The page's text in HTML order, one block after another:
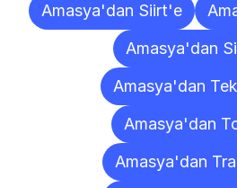
Amasya'dan Siirt'e
Amasya'dan
Amasya'dan
Amasya'dan
Amasya'dan